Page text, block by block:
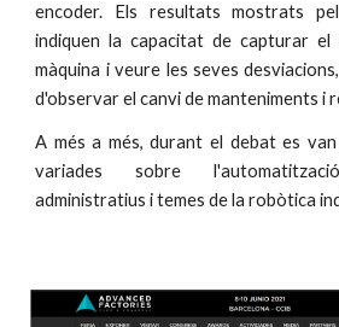
encoder. Els resultats mostrats
indiquen la capacitat de capturar el
màquina i veure les seves
d'observar el canvi de manteniments i
A més a més, durant el debat es
variades sobre
administratius i temes de la robòtica